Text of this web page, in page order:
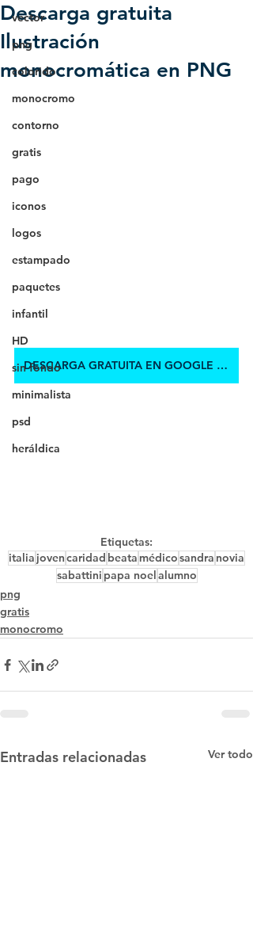
vector
png
colorido
monocromo
contorno
gratis
pago
iconos
logos
estampado
paquetes
infantil
HD
sin fondo
minimalista
psd
heráldica
Descarga gratuita
Ilustración
monocromática en PNG
DESCARGA GRATUITA EN GOOGLE DRIVE
Etiquetas:
italia jovencaridad beata médicosandra novia
sabattini papa noelalumno
png
gratis
monocromo
Entradas relacionadas Ver todo